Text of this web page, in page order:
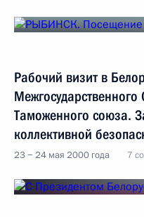
Рабочий визит в
Межгосударственного
Таможенного союза.
коллективной
23 − 24 мая 2000 года 7